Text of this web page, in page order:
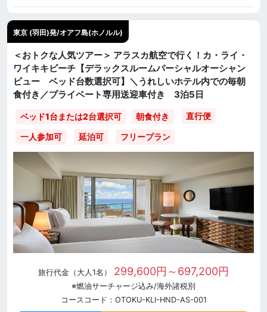
東京 (羽田)発/オアフ島(ホノルル)
＜おトクな人気ツアー＞ アラスカ航空で行く！カ・ライ・
ワイキキビーチ【デラックスルームパーシャルオーシャン
ビュー ベッド台数選択可】＼うれしいホテル内での毎朝
食付き／プライベート専用送迎車付き 3泊5日
ベッド1台または2台選択可 朝食付き 直行便
一人参加可 延泊可 フリープラン
旅行代金（大人1名） 299,600円～697,200円
※燃油サーチャージ込み/海外諸税別
コースコード：OTOKU-KLI-HND-AS-001